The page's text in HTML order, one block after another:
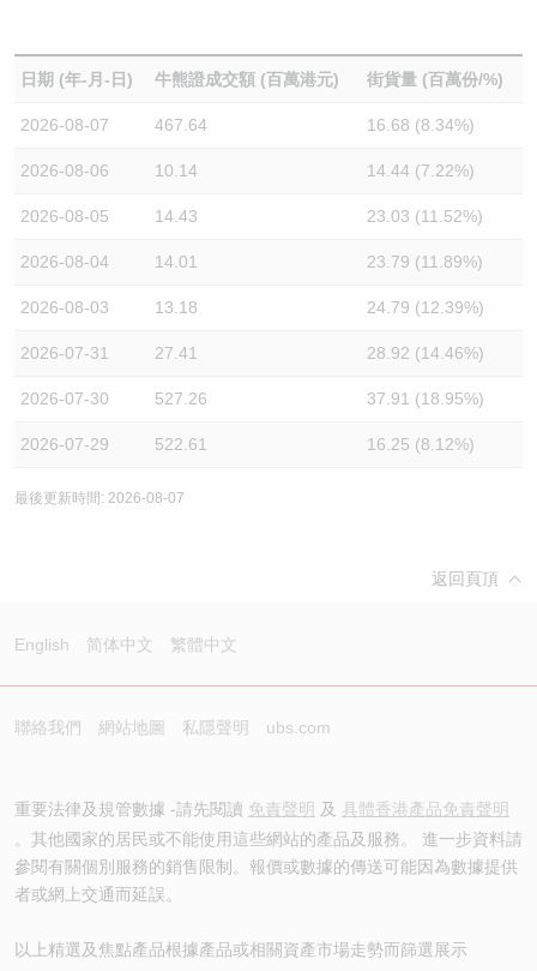
日期 (年-月-日) 牛熊證成交額 (百萬港元) 街貨量 (百萬份/%)
2026-08-07 467.64 16.68 (8.34%)
2026-08-06 10.14 14.44 (7.22%)
2026-08-05 14.43 23.03 (11.52%)
2026-08-04 14.01 23.79 (11.89%)
2026-08-03 13.18 24.79 (12.39%)
2026-07-31 27.41 28.92 (14.46%)
2026-07-30 527.26 37.91 (18.95%)
2026-07-29 522.61 16.25 (8.12%)
最後更新時間: 2026-08-07
返回頁頂
English 简体中文 繁體中文
聯絡我們 網站地圖 私隱聲明 ubs.com
重要法律及規管數據 -請先閱讀 免責聲明 及 具體香港產品免責聲明
。其他國家的居民或不能使用這些網站的產品及服務。 進一步資料請
參閱有關個別服務的銷售限制。報價或數據的傳送可能因為數據提供
者或網上交通而延誤。
以上精選及焦點產品根據產品或相關資產市場走勢而篩選展示